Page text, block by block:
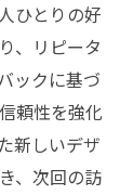
ひとりの好
、リピータ
ックに基づ
頼性を強化
新しいデザ
、次回の訪